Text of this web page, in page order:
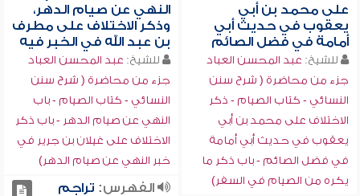
على محمد بن أبي
يعقوب في حديث أبي
أمامة في فضل الصائم
للشيخ: عبد المحسن العباد
جزء من محاضرة ( شرح سنن
النسائي - كتاب الصيام - ذكر
الاختلاف على محمد بن أبي
يعقوب في حديث أبي أمامة
في فضل الصائم - باب ذكر ما
يكره من الصيام في السفر)
النهي عن صيام الدهر،
وذكر الاختلاف على مطرف
بن عبد الله في الخبر فيه
للشيخ: عبد المحسن العباد
جزء من محاضرة ( شرح سنن
النسائي - كتاب الصيام - باب
النهي عن صيام الدهر - باب ذكر
الاختلاف على غيلان بن جرير في
خبر النهي عن صيام الدهر)
الفهرس: تراجم